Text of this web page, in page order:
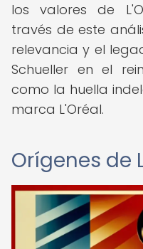
los valores de
través de este
relevancia y el
Schueller en el
como la huella
marca L'Oréal.
Orígenes de